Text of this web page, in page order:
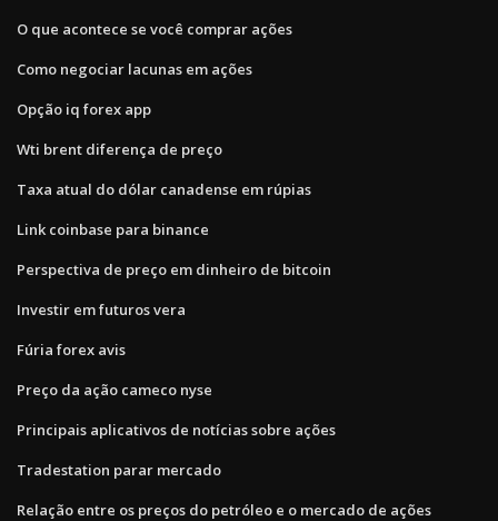
O que acontece se você comprar ações
Como negociar lacunas em ações
Opção iq forex app
Wti brent diferença de preço
Taxa atual do dólar canadense em rúpias
Link coinbase para binance
Perspectiva de preço em dinheiro de bitcoin
Investir em futuros vera
Fúria forex avis
Preço da ação cameco nyse
Principais aplicativos de notícias sobre ações
Tradestation parar mercado
Relação entre os preços do petróleo e o mercado de ações